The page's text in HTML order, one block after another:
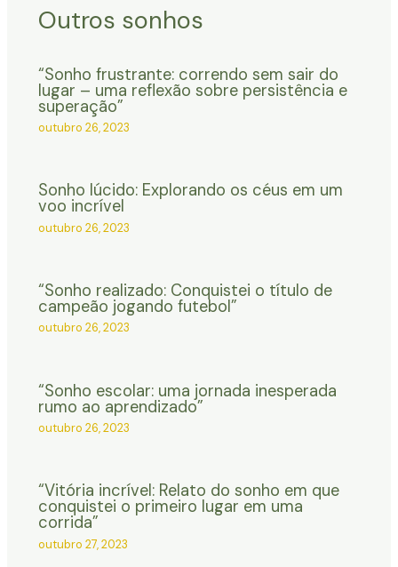
Outros sonhos
“Sonho frustrante: correndo sem sair do
lugar – uma reflexão sobre persistência e
superação”
outubro 26, 2023
Sonho lúcido: Explorando os céus em um
voo incrível
outubro 26, 2023
“Sonho realizado: Conquistei o título de
campeão jogando futebol”
outubro 26, 2023
“Sonho escolar: uma jornada inesperada
rumo ao aprendizado”
outubro 26, 2023
“Vitória incrível: Relato do sonho em que
conquistei o primeiro lugar em uma
corrida”
outubro 27, 2023